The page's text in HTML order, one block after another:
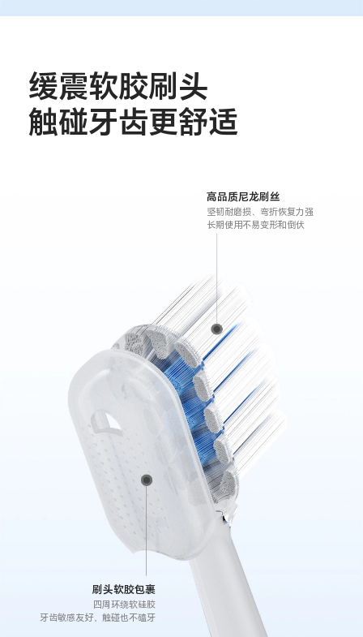
缓震软胶刷头
触碰牙齿更舒适
刷头软胶包裹
四周环绕软硅胶
牙齿敏感友好，触碰也不磕牙
高品质尼龙刷丝
坚韧耐磨损、弯折恢复力强
长期使用不易变形和倒伏